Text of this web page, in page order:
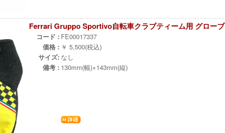
Ferrari Gruppo Sportivo自転車クラブティーム用 グローブ
コード : FE00017337
価格 : ￥ 5,500(税込)
サイズ: なし
備考 : 130mm(幅)×143mm(縦)